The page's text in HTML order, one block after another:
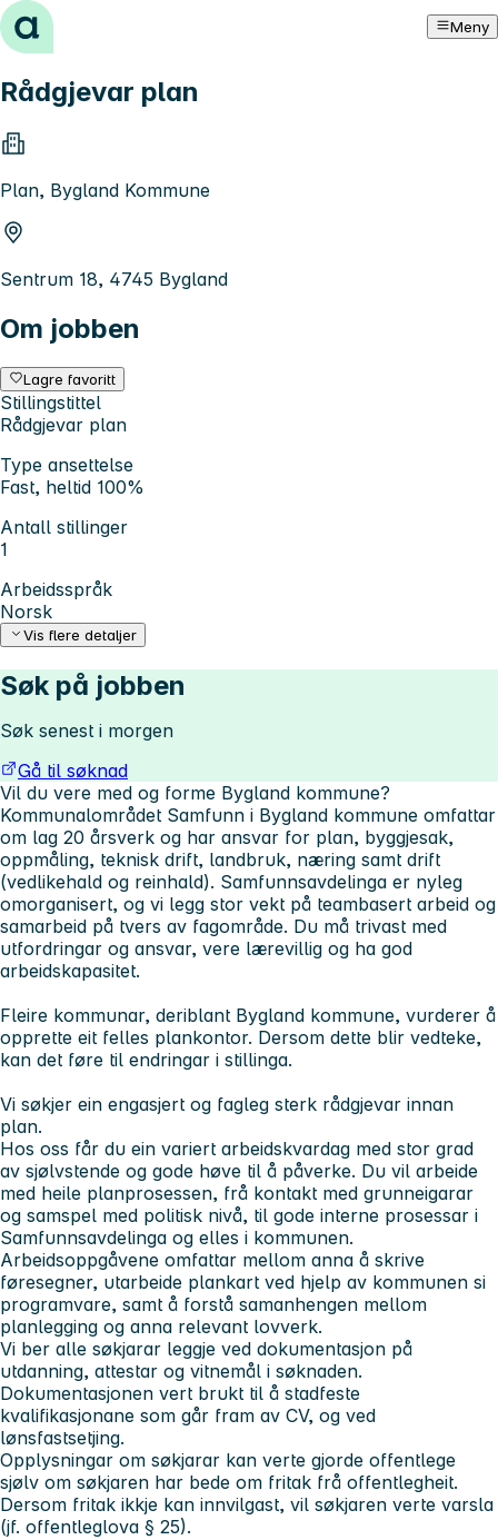
Hopp til innhold Meny
Rådgjevar plan
Plan, Bygland Kommune
Sentrum 18, 4745 Bygland
Om jobben
Lagre favoritt
Stillingstittel
Rådgjevar plan
Type ansettelse
Fast, heltid 100%
Antall stillinger
1
Arbeidsspråk
Norsk
Vis flere detaljer
Søk på jobben
Søk senest i morgen
Gå til søknad
Vil du vere med og forme Bygland kommune?
Kommunalområdet Samfunn i Bygland kommune omfattar
om lag 20 årsverk og har ansvar for plan, byggjesak,
oppmåling, teknisk drift, landbruk, næring samt drift
(vedlikehald og reinhald). Samfunnsavdelinga er nyleg
omorganisert, og vi legg stor vekt på teambasert arbeid og
samarbeid på tvers av fagområde. Du må trivast med
utfordringar og ansvar, vere lærevillig og ha god
arbeidskapasitet.
Fleire kommunar, deriblant Bygland kommune, vurderer å
opprette eit felles plankontor. Dersom dette blir vedteke,
kan det føre til endringar i stillinga.
Vi søkjer ein engasjert og fagleg sterk rådgjevar innan
plan.
Hos oss får du ein variert arbeidskvardag med stor grad
av sjølvstende og gode høve til å påverke. Du vil arbeide
med heile planprosessen, frå kontakt med grunneigarar
og samspel med politisk nivå, til gode interne prosessar i
Samfunnsavdelinga og elles i kommunen.
Arbeidsoppgåvene omfattar mellom anna å skrive
føresegner, utarbeide plankart ved hjelp av kommunen si
programvare, samt å forstå samanhengen mellom
planlegging og anna relevant lovverk.
Vi ber alle søkjarar leggje ved dokumentasjon på
utdanning, attestar og vitnemål i søknaden.
Dokumentasjonen vert brukt til å stadfeste
kvalifikasjonane som går fram av CV, og ved
lønsfastsetjing.
Opplysningar om søkjarar kan verte gjorde offentlege
sjølv om søkjaren har bede om fritak frå offentlegheit.
Dersom fritak ikkje kan innvilgast, vil søkjaren verte varsla
(jf. offentleglova § 25).